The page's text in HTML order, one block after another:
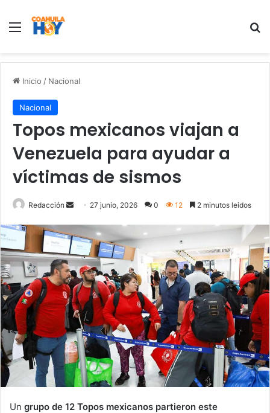
Menu
Inicio / Nacional
Nacional
Topos mexicanos viajan a
Venezuela para ayudar a
víctimas de sismos
Redacción
n
d
n
e
m
a
i
l
27 junio, 2026 0 12 2 minutos leidos
Un grupo de 12 Topos mexicanos partieron este